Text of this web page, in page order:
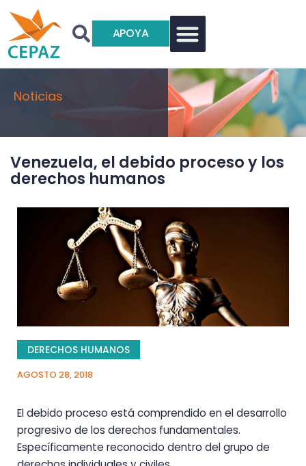
APOYA
Noticias
Venezuela, el debido proceso y los
derechos humanos
DERECHOS HUMANOS
AGOSTO 28, 2018
El debido proceso está comprendido en el desarrollo
progresivo de los derechos fundamentales.
Específicamente reconocido dentro del grupo de